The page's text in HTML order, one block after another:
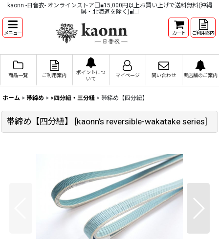
kaonn -日音衣- オンラインストア□■15,000円以上お買い上げで送料無料(沖縄
県・北海道を除く)■□
メニュー カート ご利用案内
商品一覧 ご利用案内
ポイントにつ
いて
マイページ 問い合わせ 実店舗のご案内
ホーム > 帯締め > >四分紐・三分紐 > 帯締め【四分紐】
帯締め【四分紐】 [kaonn’s reversible-wakatake series]